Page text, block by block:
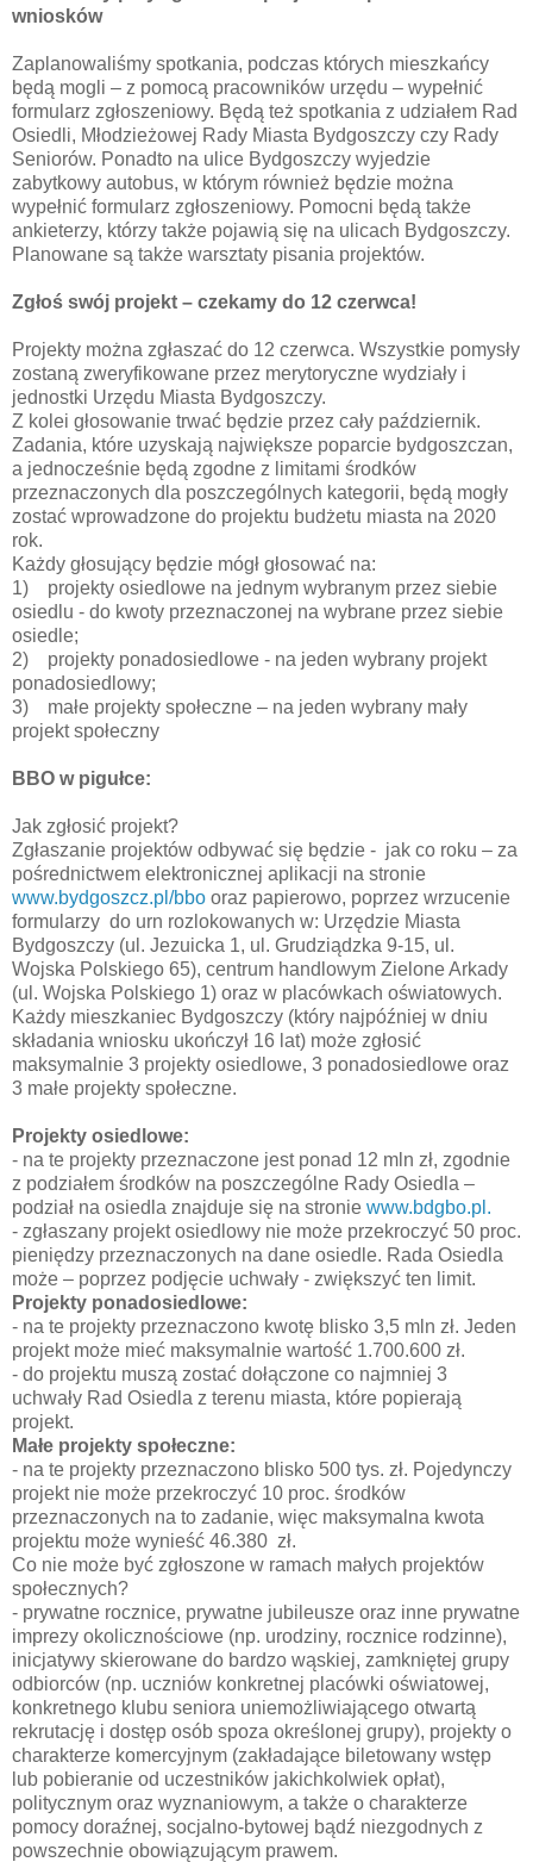
wniosków
Zaplanowaliśmy spotkania, podczas których mieszkańcy
będą mogli – z pomocą pracowników urzędu – wypełnić
formularz zgłoszeniowy. Będą też spotkania z udziałem Rad
Osiedli, Młodzieżowej Rady Miasta Bydgoszczy czy Rady
Seniorów. Ponadto na ulice Bydgoszczy wyjedzie
zabytkowy autobus, w którym również będzie można
wypełnić formularz zgłoszeniowy. Pomocni będą także
ankieterzy, którzy także pojawią się na ulicach Bydgoszczy.
Planowane są także warsztaty pisania projektów.
Zgłoś swój projekt – czekamy do 12 czerwca!
Projekty można zgłaszać do 12 czerwca. Wszystkie pomysły
zostaną zweryfikowane przez merytoryczne wydziały i
jednostki Urzędu Miasta Bydgoszczy.
Z kolei głosowanie trwać będzie przez cały październik.
Zadania, które uzyskają największe poparcie bydgoszczan,
a jednocześnie będą zgodne z limitami środków
przeznaczonych dla poszczególnych kategorii, będą mogły
zostać wprowadzone do projektu budżetu miasta na 2020
rok.
Każdy głosujący będzie mógł głosować na:
1) projekty osiedlowe na jednym wybranym przez siebie
osiedlu - do kwoty przeznaczonej na wybrane przez siebie
osiedle;
2) projekty ponadosiedlowe - na jeden wybrany projekt
ponadosiedlowy;
3) małe projekty społeczne – na jeden wybrany mały
projekt społeczny
BBO w pigułce:
Jak zgłosić projekt?
Zgłaszanie projektów odbywać się będzie - jak co roku – za
pośrednictwem elektronicznej aplikacji na stronie
www.bydgoszcz.pl/bbo oraz papierowo, poprzez wrzucenie
formularzy do urn rozlokowanych w: Urzędzie Miasta
Bydgoszczy (ul. Jezuicka 1, ul. Grudziądzka 9-15, ul.
Wojska Polskiego 65), centrum handlowym Zielone Arkady
(ul. Wojska Polskiego 1) oraz w placówkach oświatowych.
Każdy mieszkaniec Bydgoszczy (który najpóźniej w dniu
składania wniosku ukończył 16 lat) może zgłosić
maksymalnie 3 projekty osiedlowe, 3 ponadosiedlowe oraz
3 małe projekty społeczne.
Projekty osiedlowe:
- na te projekty przeznaczone jest ponad 12 mln zł, zgodnie
z podziałem środków na poszczególne Rady Osiedla –
podział na osiedla znajduje się na stronie www.bdgbo.pl.
- zgłaszany projekt osiedlowy nie może przekroczyć 50 proc.
pieniędzy przeznaczonych na dane osiedle. Rada Osiedla
może – poprzez podjęcie uchwały - zwiększyć ten limit.
Projekty ponadosiedlowe:
- na te projekty przeznaczono kwotę blisko 3,5 mln zł. Jeden
projekt może mieć maksymalnie wartość 1.700.600 zł.
- do projektu muszą zostać dołączone co najmniej 3
uchwały Rad Osiedla z terenu miasta, które popierają
projekt.
Małe projekty społeczne:
- na te projekty przeznaczono blisko 500 tys. zł. Pojedynczy
projekt nie może przekroczyć 10 proc. środków
przeznaczonych na to zadanie, więc maksymalna kwota
projektu może wynieść 46.380 zł.
Co nie może być zgłoszone w ramach małych projektów
społecznych?
- prywatne rocznice, prywatne jubileusze oraz inne prywatne
imprezy okolicznościowe (np. urodziny, rocznice rodzinne),
inicjatywy skierowane do bardzo wąskiej, zamkniętej grupy
odbiorców (np. uczniów konkretnej placówki oświatowej,
konkretnego klubu seniora uniemożliwiającego otwartą
rekrutację i dostęp osób spoza określonej grupy), projekty o
charakterze komercyjnym (zakładające biletowany wstęp
lub pobieranie od uczestników jakichkolwiek opłat),
politycznym oraz wyznaniowym, a także o charakterze
pomocy doraźnej, socjalno-bytowej bądź niezgodnych z
powszechnie obowiązującym prawem.